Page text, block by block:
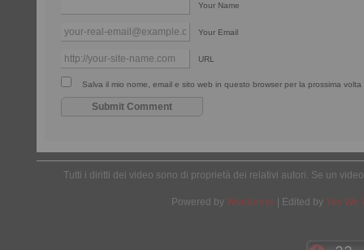
Your Name
Your Email
URL
Salva il mio nome, email e sito web in questo browser per la prossima
Tutti i diritti dei video sono di proprietà dei relativi autori. Se un
Powered by Wordpress | Edited by Yes We